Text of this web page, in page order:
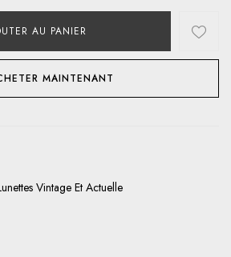
AU PANIER
MAINTENANT
Vintage Et Actuelle